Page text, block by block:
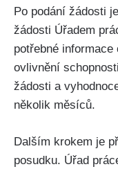
Po podání žádosti
žádosti Úřadem
potřebné
ovlivnění
žádosti a
několik měsíců.
Dalším krokem je
posudku. Úřad